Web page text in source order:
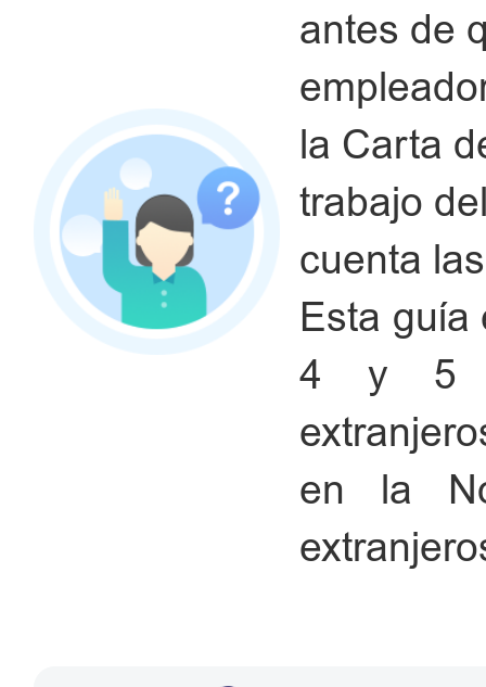
antes de
la Carta
trabajo
cuenta
Esta guía
4 y 5
en la